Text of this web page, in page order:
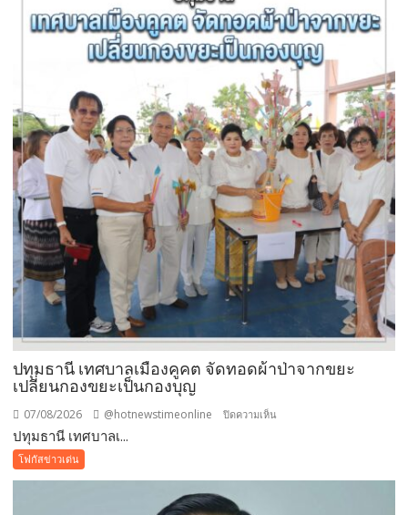
ปทุมธานี เทศบาลเมืองคูคต จัดทอดผ้าป่าจากขยะ
เปลี่ยนกองขยะเป็นกองบุญ
07/08/2026 @hotnewstimeonline ปิดความเห็น
ปทุมธานี เทศบาลเ...
โฟกัสข่าวเด่น